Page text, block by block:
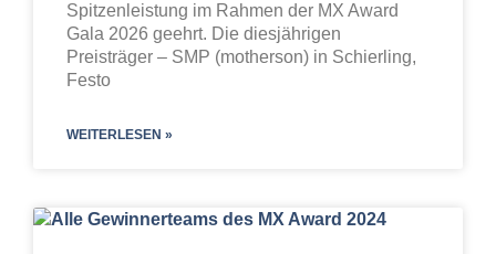
Spitzenleistung im Rahmen der MX Award
Gala 2026 geehrt. Die diesjährigen
Preisträger – SMP (motherson) in Schierling,
Festo
WEITERLESEN »